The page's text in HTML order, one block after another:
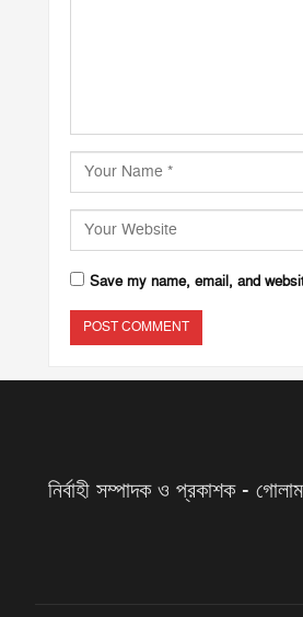
Save my name, email, and
নির্বাহী সম্পাদক ও প্রকাশক -